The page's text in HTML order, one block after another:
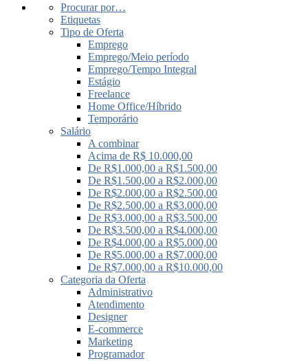
Procurar por…
Etiquetas
Tipo de Oferta
Emprego
Emprego/Meio período
Emprego/Tempo Integral
Estágio
Freelance
Home Office/Híbrido
Temporário
Salário
A combinar
Acima de R$ 10.000,00
De R$1.000,00 a R$1.500,00
De R$1.500,00 a R$2.000,00
De R$2.000,00 a R$2.500,00
De R$2.500,00 a R$3.000,00
De R$3.000,00 a R$3.500,00
De R$3.500,00 a R$4.000,00
De R$4.000,00 a R$5.000,00
De R$5.000,00 a R$7.000,00
De R$7.000,00 a R$10.000,00
Categoria da Oferta
Administrativo
Atendimento
Designer
E-commerce
Marketing
Programador